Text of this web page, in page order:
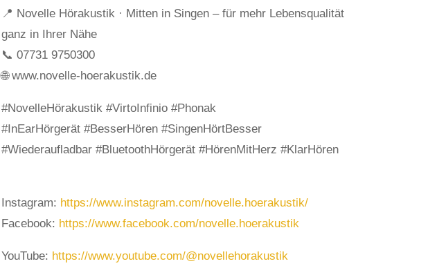
📍 Novelle Hörakustik · Mitten in Singen – für mehr Lebensqualität
ganz in Ihrer Nähe
📞 07731 9750300
🌐 www.novelle-hoerakustik.de
#NovelleHörakustik #VirtoInfinio #Phonak
#InEarHörgerät #BesserHören #SingenHörtBesser
#Wiederaufladbar #BluetoothHörgerät #HörenMitHerz #KlarHören
Instagram: https://www.instagram.com/novelle.hoerakustik/
Facebook: https://www.facebook.com/novelle.hoerakustik
YouTube: https://www.youtube.com/@novellehorakustik